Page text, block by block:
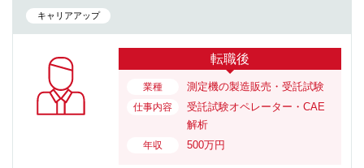
キャリアアップ
転職後
業種 測定機の製造販売・受託試験
仕事内容
受託試験オペレーター・CAE
解析
年収 500万円